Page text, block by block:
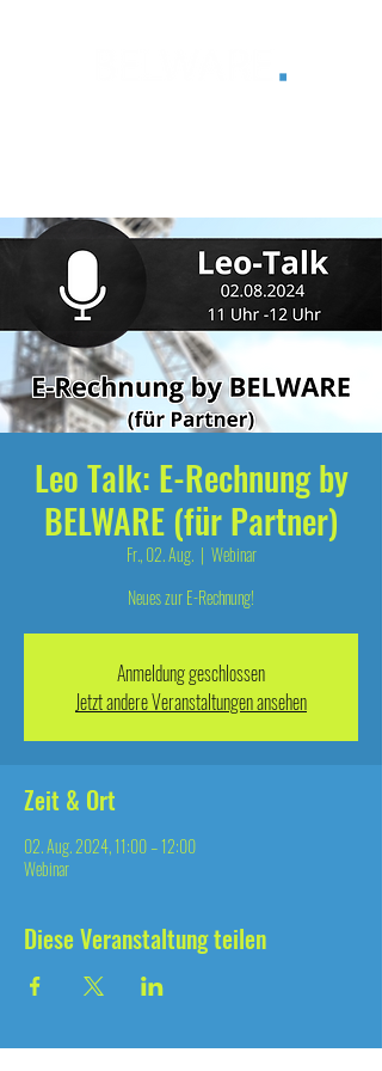
Leo Talk: E-Rechnung by
BELWARE (für Partner)
Fr., 02. Aug.
  |
Webinar
Neues zur E-Rechnung!
Anmeldung geschlossen
Jetzt andere Veranstaltungen ansehen
Zeit & Ort
02. Aug. 2024, 11:00 – 12:00
Webinar
Diese Veranstaltung teilen